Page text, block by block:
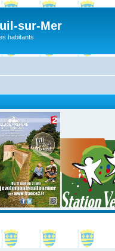
sur-Mer
habitants